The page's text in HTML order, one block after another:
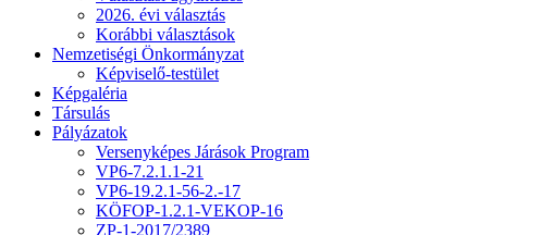
2026. évi választás
Korábbi választások
Nemzetiségi Önkormányzat
Képviselő-testület
Képgaléria
Társulás
Pályázatok
Versenyképes Járások Program
VP6-7.2.1.1-21
VP6-19.2.1-56-2.-17
KÖFOP-1.2.1-VEKOP-16
ZP-1-2017/2389